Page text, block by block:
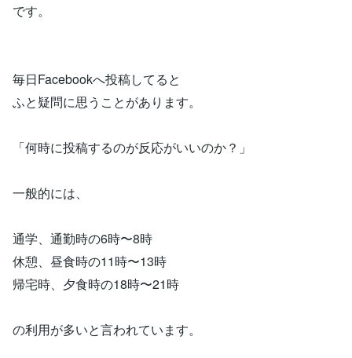
です。
毎日Facebookへ投稿してると
ふと疑問に思うことがあります。
「何時に投稿するのが反応がいいのか？」
一般的には、
通学、通勤時の6時〜8時
休憩、昼食時の11時〜13時
帰宅時、夕食時の18時〜21時
の利用が多いと言われています。